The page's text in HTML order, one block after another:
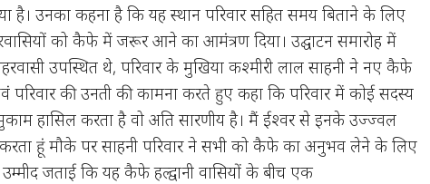
है। उनका कहना है कि यह स्थान परिवार सहित समय बिताने के लिए
को कैफे में जरूर आने का आमंत्रण दिया। उद्घाटन समारोह में
उपस्थित थे, परिवार के मुखिया कश्मीरी लाल साहनी ने नए कैफे
परिवार की उनती की कामना करते हुए कहा कि परिवार में कोई सदस्य
हासिल करता है वो अति सारणीय है। मैं ईश्वर से इनके उज्ज्वल
हूं मौके पर साहनी परिवार ने सभी को कैफे का अनुभव लेने के लिए
जताई कि यह कैफे हल्द्वानी वासियों के बीच एक